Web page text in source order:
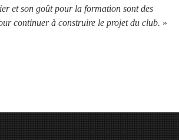
et son goût pour la formation sont des
continuer à construire le projet du club. »